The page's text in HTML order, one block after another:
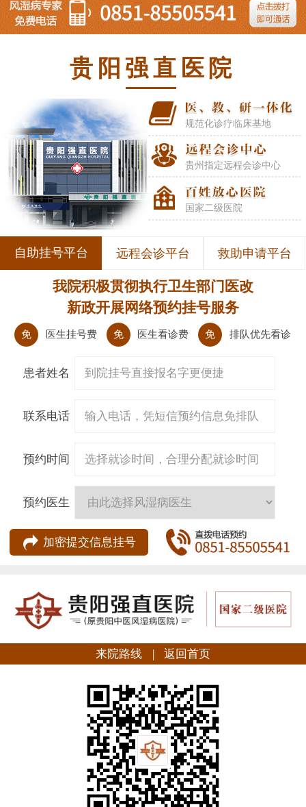
贵阳强直医院
规范化诊疗临床基地
贵州指定远程会诊中心
国家二级医院
自助挂号平台 远程会诊平台 救助申请平台
我院积极贯彻执行卫生部门医改
新政开展网络预约挂号服务
免 医生挂号费 免 医生看诊费 免 排队优先看诊
患者姓名
联系电话
预约时间
预约医生
来院路线 | 返回首页